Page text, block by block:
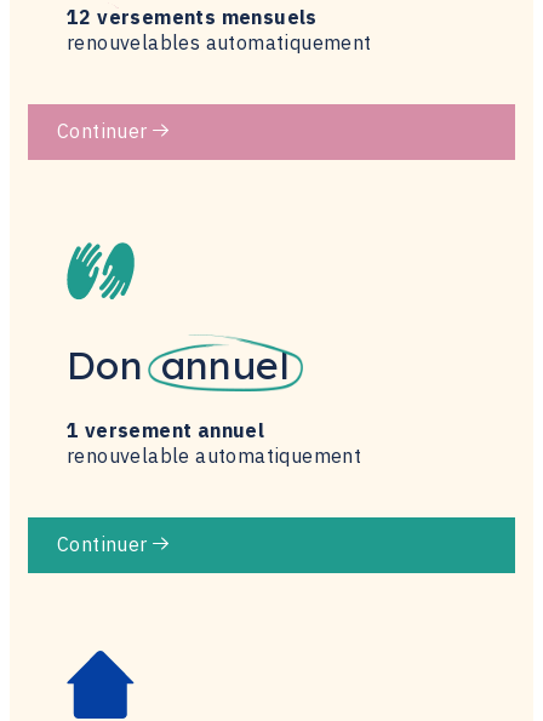
12 versements mensuels
renouvelables automatiquement
Continuer
Donannuel
1 versement annuel
renouvelable automatiquement
Continuer